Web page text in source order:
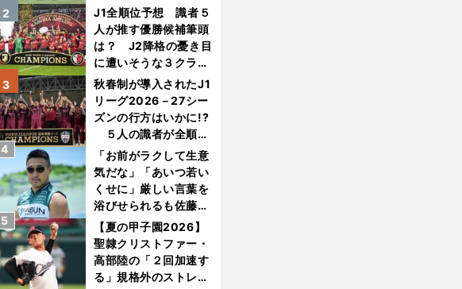
「機動破壊」はこうし
て生まれた
J1全順位予想 識者５
人が推す優勝候補筆頭
は？ J2降格の憂き目
に遭いそうな３クラブ
とは？
2
秋春制が導入されたJ1
リーグ2026－27シー
ズンの行方はいかに!?
５人の識者が全順位
を大胆予想
3
「お前がラクして生意
気だな」「あいつ若い
くせに」厳しい言葉を
浴びせられるも佐藤慎
太郎が貫いた誇りとフ
ァンへの思い
4
【夏の甲子園2026】
聖隷クリストファー・
高部陸の「２回加速す
る」規格外のストレー
5